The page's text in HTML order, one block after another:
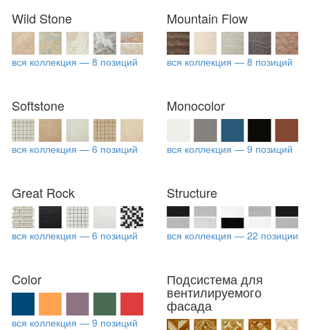
Wild Stone
вся коллекция — 8 позиций
Mountain Flow
вся коллекция — 8 позиций
Softstone
вся коллекция — 6 позиций
Monocolor
вся коллекция — 9 позиций
Great Rock
вся коллекция — 6 позиций
Structure
вся коллекция — 22 позиции
Color
вся коллекция — 9 позиций
Подсистема для
вентилируемого
фасада